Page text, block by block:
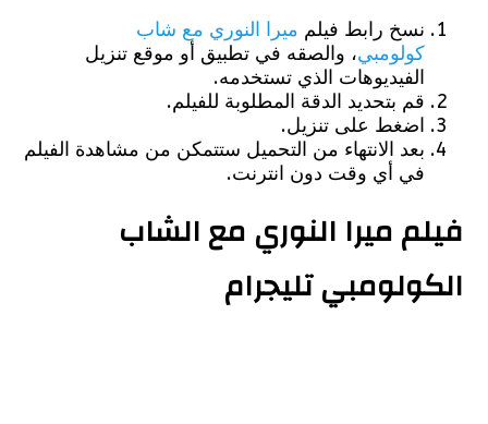
نسخ رابط فيلمميرا النوري مع شاب
كولومبي، والصقه في تطبيق أو موقع تنزيل
الفيديوهات الذي تستخدمه.
قم بتحديد الدقة المطلوبة للفيلم.
اضغط على تنزيل.
بعد الانتهاء من التحميل ستتمكن من مشاهدة الفيلم
في أي وقت دون انترنت.
ميرا النوري مع الشاب
تليجرام